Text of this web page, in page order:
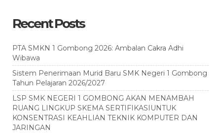
Recent Posts
PTA SMKN 1 Gombong 2026: Ambalan Cakra Adhi
Wibawa
Sistem Penerimaan Murid Baru SMK Negeri 1 Gombong
Tahun Pelajaran 2026/2027
LSP SMK NEGERI 1 GOMBONG AKAN MENAMBAH
RUANG LINGKUP SKEMA SERTIFIKASIUNTUK
KONSENTRASI KEAHLIAN TEKNIK KOMPUTER DAN
JARINGAN